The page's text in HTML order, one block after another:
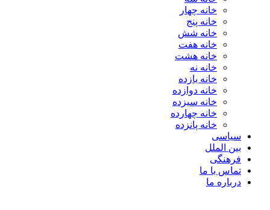
خانه چهار
خانه پنج
خانه شش
خانه هفت
خانه هشت
خانه نه
خانه یازده
خانه دوازده
خانه سیزده
خانه چهارده
خانه پانزده
سیاسی
بین الملل
فرهنگی
تماس با ما
درباره ما